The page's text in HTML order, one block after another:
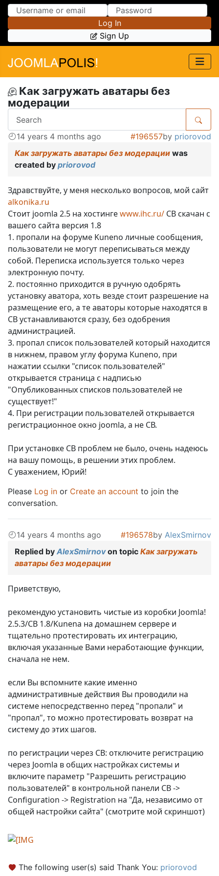
Skip to Content
Skip to Menu
Log In
Sign Up
Как загружать аватары без
модерации
14 years 4 months ago #196557by priorovod
Как загружать аватары без модерации was
created by priorovod
Здравствуйте, у меня несколько вопросов, мой сайт
alkonika.ru
Стоит joomla 2.5 на хостингеwww.ihc.ru/ СВ скачан с
вашего сайта версия 1.8
1. пропали на форуме Kuneno личные сообщения,
пользователи не могут переписываться между
собой. Переписка используется только через
электронную почту.
2. постоянно приходится в ручную одобрять
установку аватора, хоть везде стоит разрешение на
размещение его, а те аваторы которые находятся в
CВ устанавливаются сразу, без одобрения
администрацией.
3. пропал список пользователей который находится
в нижнем, правом углу форума Kuneno, при
нажатии ссылки "список пользователей"
открывается страница с надписью
"Опубликованных списков пользователей не
существует!"
4. При регистрации пользователей открывается
регистрационное окно joomla, а не СВ.
При установке СВ проблем не было, очень надеюсь
на вашу помощь, в решении этих проблем.
С уважением, Юрий!
Please Log in or Create an account to join the
conversation.
14 years 4 months ago #196578by AlexSmirnov
Replied by AlexSmirnovon topic Как загружать
аватары без модерации
Приветствую,
рекомендую установить чистые из коробки Joomla!
2.5.3/CB 1.8/Kunena на домашнем сервере и
тщательно протестировать их интеграцию,
включая указанные Вами неработающие функции,
сначала не нем.
если Вы вспомните какие именно
административные действия Вы проводили на
системе непосредственно перед "пропали" и
"пропал", то можно протестировать возврат на
систему до этих шагов.
по регистрации через СВ: отключите регистрацию
через Joomla в общих настройках системы и
включите параметр "Разрешить регистрацию
пользователей" в контрольной панели СВ ->
Configuration -> Registration на "Да, независимо от
общей настройки сайта" (смотрите мой скриншот)
The following user(s) said Thank You: priorovod